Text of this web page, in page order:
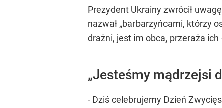
Prezydent Ukrainy zwrócił
nazwał „barbarzyńcami, którzy
drażni, jest im obca, przeraża
„Jesteśmy mądrzejsi
- Dziś celebrujemy Dzień